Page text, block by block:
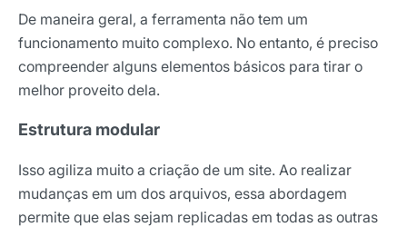
De maneira geral, a ferramenta não tem um
funcionamento muito complexo. No entanto, é preciso
compreender alguns elementos básicos para tirar o
melhor proveito dela.
Estrutura modular
Isso agiliza muito a criação de um site. Ao realizar
mudanças em um dos arquivos, essa abordagem
permite que elas sejam replicadas em todas as outras